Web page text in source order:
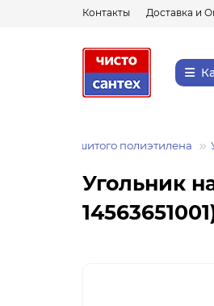
Контакты Доставка и
для труб из сшитого полиэтилена
Угольник